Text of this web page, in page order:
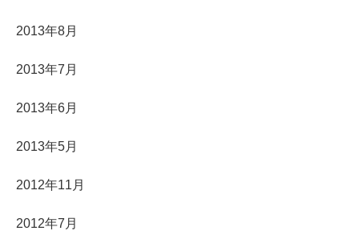
2013年8月
2013年7月
2013年6月
2013年5月
2012年11月
2012年7月